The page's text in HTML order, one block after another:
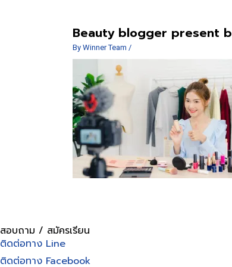
Beauty blogger present
By Winner Team /
สอบถาม / สมัครเรียน
ติดต่อทาง Line
ติดต่อทาง Facebook